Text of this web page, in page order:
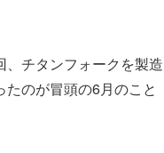
チタンフォークを製造
のが冒頭の6月のこと